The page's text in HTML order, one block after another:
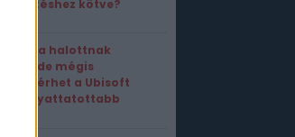
előfizetéshez kötve?
Évek óta halottnak
hitték, de mégis
visszatérhet a Ubisoft
leghányattatottabb